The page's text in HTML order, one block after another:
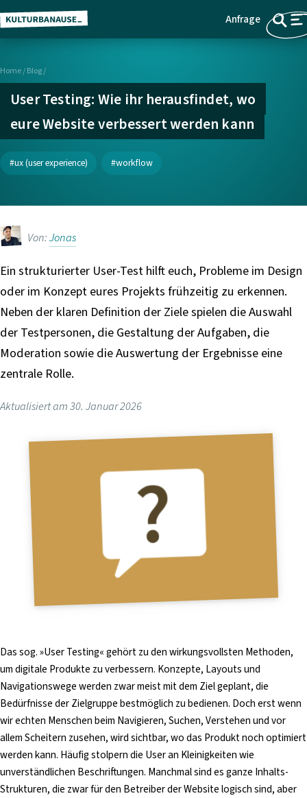
Z
u
H
l
t
s
r
n
g
e
Menü
Anfrage
Home/Blog /
User Testing: Wie ihr herausfindet, wo
eure Website verbessert werden kann
ux (user experience) workflow
Von:Jonas
Ein strukturierter User-Test hilft euch, Probleme im Design
oder im Konzept eures Projekts frühzeitig zu erkennen.
Neben der klaren Definition der Ziele spielen die Auswahl
der Testpersonen, die Gestaltung der Aufgaben, die
Moderation sowie die Auswertung der Ergebnisse eine
zentrale Rolle.
Aktualisiert am30. Januar 2026
Das sog. »User Testing« gehört zu den wirkungsvollsten Methoden,
um digitale Produkte zu verbessern. Konzepte, Layouts und
Navigationswege werden zwar meist mit dem Ziel geplant, die
Bedürfnisse der Zielgruppe bestmöglich zu bedienen. Doch erst wenn
wir echten Menschen beim Navigieren, Suchen, Verstehen und vor
allem Scheitern zusehen, wird sichtbar, wo das Produkt noch optimiert
werden kann. Häufig stolpern die User an Kleinigkeiten wie
unverständlichen Beschriftungen. Manchmal sind es ganze Inhalts-
Strukturen, die zwar für den Betreiber der Website logisch sind, aber